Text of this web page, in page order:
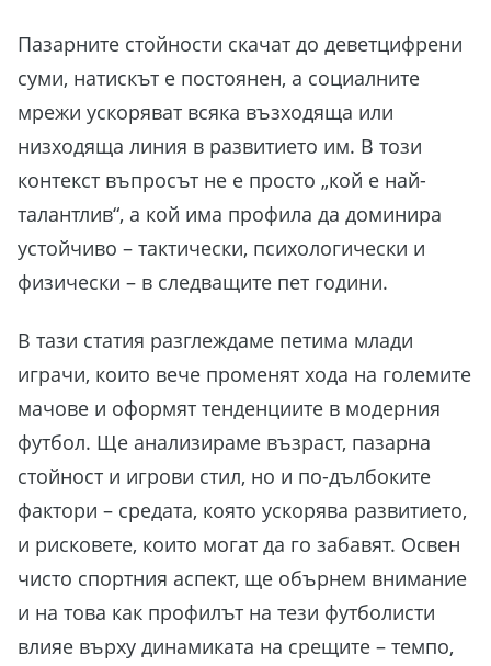
Пазарните стойности скачат до деветцифрени
суми, натискът е постоянен, а социалните
мрежи ускоряват всяка възходяща или
низходяща линия в развитието им. В този
контекст въпросът не е просто „кой е най-
талантлив“, а кой има профила да доминира
устойчиво – тактически, психологически и
физически – в следващите пет години.
В тази статия разглеждаме петима млади
играчи, които вече променят хода на големите
мачове и оформят тенденциите в модерния
футбол. Ще анализираме възраст, пазарна
стойност и игрови стил, но и по-дълбоките
фактори – средата, която ускорява развитието,
и рисковете, които могат да го забавят. Освен
чисто спортния аспект, ще обърнем внимание
и на това как профилът на тези футболисти
влияе върху динамиката на срещите – темпо,